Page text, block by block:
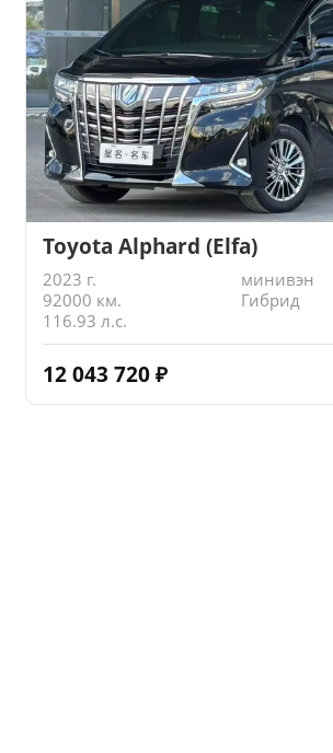
Toyota Alphard (Elfa)
2023 г.
минивэн
92000 км.
Гибрид
116.93 л.с.
12 043 720 ₽